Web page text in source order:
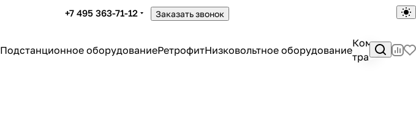
+7 495 363-71-12 Заказать звонок
Подстанционное оборудованиеРетрофитНизковольтное оборудование